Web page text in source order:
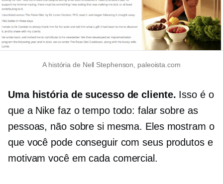
A história de Nell Stephenson, paleoista.com
Uma história de sucesso de cliente. Isso é o
que a Nike faz o tempo todo: falar sobre as
pessoas, não sobre si mesma. Eles mostram o
que você pode conseguir com seus produtos e
motivam você em cada comercial.